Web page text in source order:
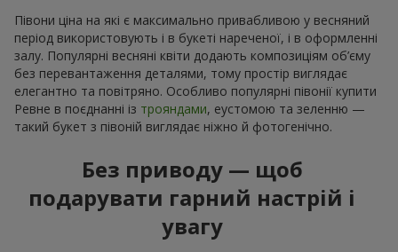
Півони ціна на які є максимально привабливою у весняний
період використовують і в букеті нареченої, і в оформленні
залу. Популярні весняні квіти додають композиціям об’єму
без перевантаження деталями, тому простір виглядає
елегантно та повітряно. Особливо популярні півонії купити
Ревне в поєднанні із трояндами, еустомою та зеленню —
такий букет з півоній виглядає ніжно й фотогенічно.
Без приводу — щоб
подарувати гарний настрій і
увагу